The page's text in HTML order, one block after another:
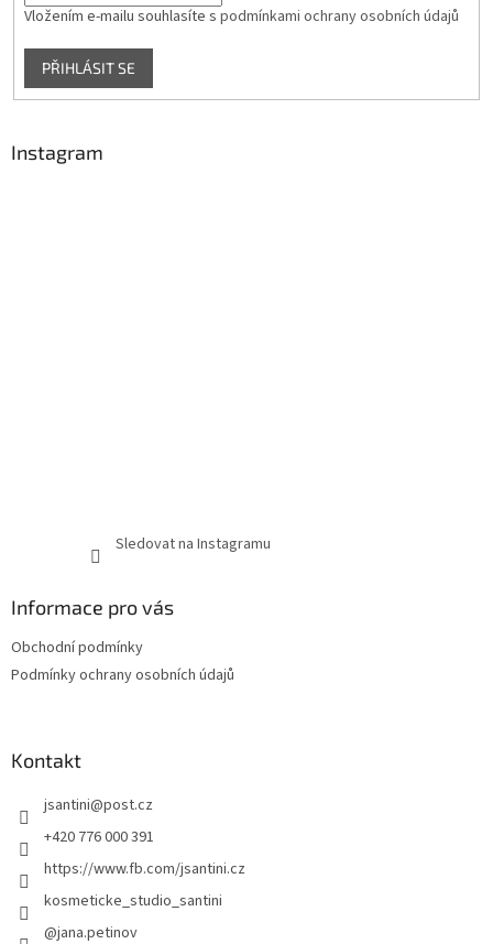
Vložením e-mailu souhlasíte s podmínkami ochrany osobních údajů
PŘIHLÁSIT SE
Instagram
Sledovat na Instagramu
Informace pro vás
Obchodní podmínky
Podmínky ochrany osobních údajů
Kontakt
jsantini@post.cz
+420 776 000 391
https://www.fb.com/jsantini.cz
kosmeticke_studio_santini
@jana.petinov